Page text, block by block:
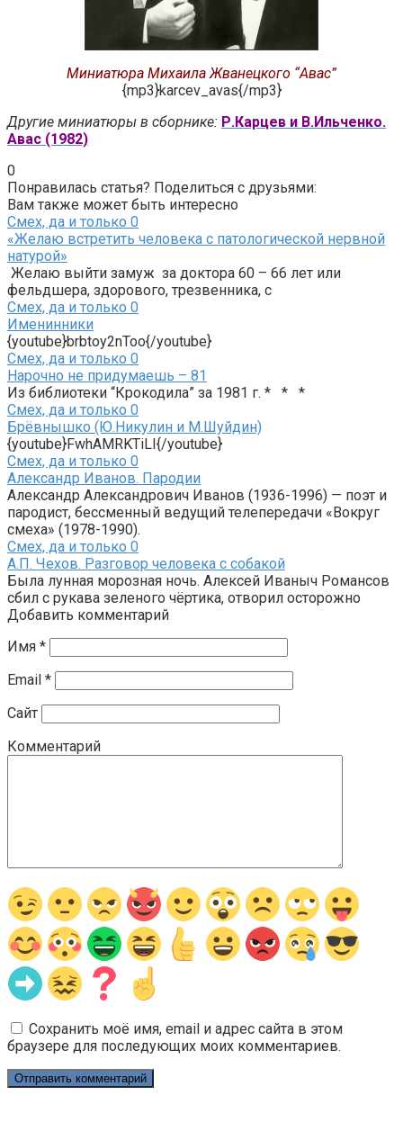
Миниатюра Михаила Жванецкого “Авас”
{mp3}karcev_avas{/mp3}
Другие миниатюры в сборнике: Р.Карцев и В.Ильченко.
Авас (1982)
0
Понравилась статья? Поделиться с друзьями:
Вам также может быть интересно
Смех, да и только 0
«Желаю встретить человека с патологической нервной
натурой»
Желаю выйти замуж за доктора 60 – 66 лет или
фельдшера, здорового, трезвенника, с
Смех, да и только 0
Именинники
{youtube}brbtoy2nToo{/youtube}
Смех, да и только 0
Нарочно не придумаешь – 81
Из библиотеки “Крокодила” за 1981 г. * * *
Смех, да и только 0
Брёвнышко (Ю.Никулин и М.Шуйдин)
{youtube}FwhAMRKTiLI{/youtube}
Смех, да и только 0
Александр Иванов. Пародии
Александр Александрович Иванов (1936-1996) — поэт и
пародист, бессменный ведущий телепередачи «Вокруг
смеха» (1978-1990).
Смех, да и только 0
А.П. Чехов. Разговор человека с собакой
Была лунная морозная ночь. Алексей Иваныч Романсов
сбил с рукава зеленого чёртика, отворил осторожно
Добавить комментарий
Имя *
Email *
Сайт
Комментарий
Сохранить моё имя, email и адрес сайта в этом
браузере для последующих моих комментариев.